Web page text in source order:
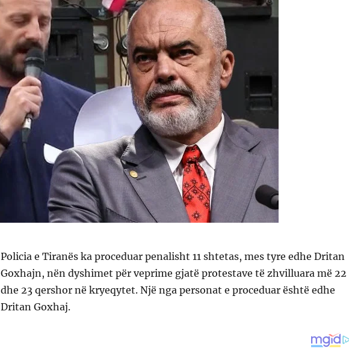
Policia e Tiranës ka proceduar penalisht 11 shtetas, mes tyre edhe Dritan
Goxhajn, nën dyshimet për veprime gjatë protestave të zhvilluara më 22
dhe 23 qershor në kryeqytet. Një nga personat e proceduar është edhe
Dritan Goxhaj.